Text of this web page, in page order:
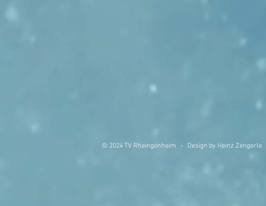
© 2024 TV Rheingönheim - Design by Heinz Zengerle